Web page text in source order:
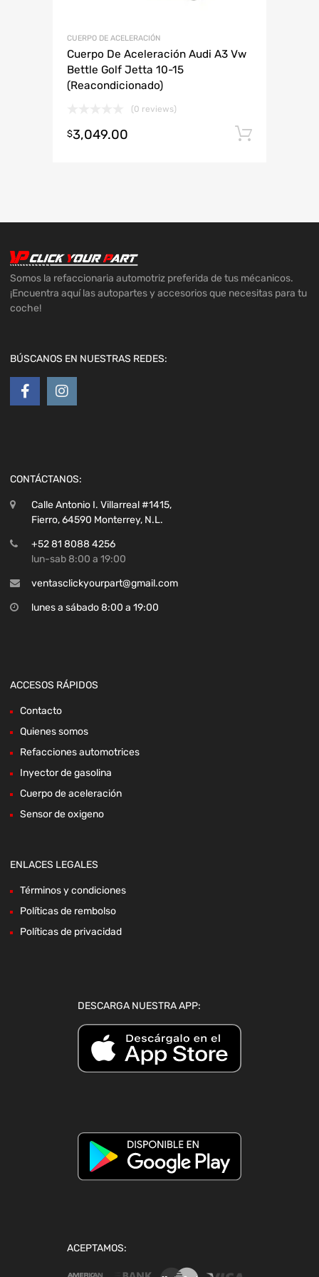
CUERPO DE ACELERACIÓN
Cuerpo De Aceleración Audi A3 Vw
Bettle Golf Jetta 10-15
(Reacondicionado)
(0 reviews)
$3,049.00
Somos la refaccionaria automotriz preferida de tus mécanicos.
¡Encuentra aquí las autopartes y accesorios que necesitas para tu
coche!
BÚSCANOS EN NUESTRAS REDES:
CONTÁCTANOS:
Calle Antonio I. Villarreal #1415,
Fierro, 64590 Monterrey, N.L.
+52 81 8088 4256
lun-sab 8:00 a 19:00
ventasclickyourpart@gmail.com
lunes a sábado 8:00 a 19:00
ACCESOS RÁPIDOS
Contacto
Quienes somos
Refacciones automotrices
Inyector de gasolina
Cuerpo de aceleración
Sensor de oxigeno
ENLACES LEGALES
Términos y condiciones
Políticas de rembolso
Políticas de privacidad
DESCARGA NUESTRA APP:
ACEPTAMOS: